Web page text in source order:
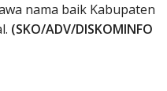
nama baik Kabupaten
(SKO/ADV/DISKOMINFO